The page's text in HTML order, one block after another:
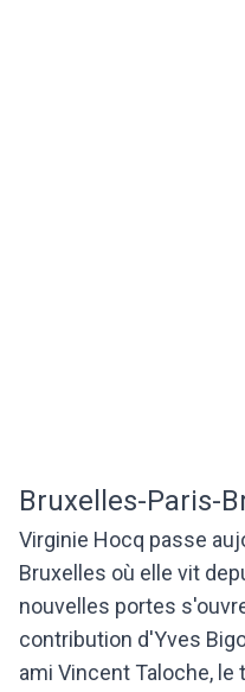
Bruxelles-Paris-
Virginie Hocq passe
Bruxelles où elle vit
nouvelles portes
contribution d'Yves
ami Vincent Taloche, le